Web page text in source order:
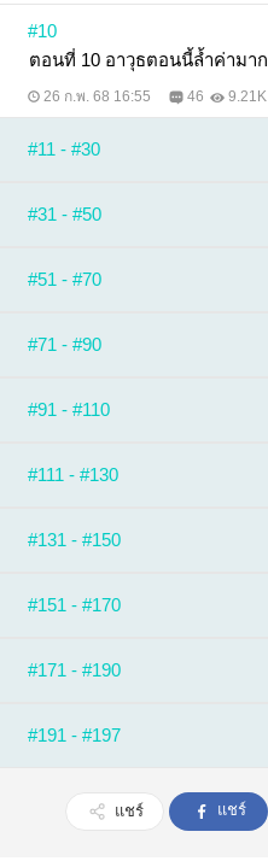
#10
ตอนที่ 10 อาวุธตอนนี้ล้ำค่ามาก
26 ก.พ. 68 16:55 46 9.21K
#11 - #30
#31 - #50
#51 - #70
#71 - #90
#91 - #110
#111 - #130
#131 - #150
#151 - #170
#171 - #190
#191 - #197
แชร์ แชร์